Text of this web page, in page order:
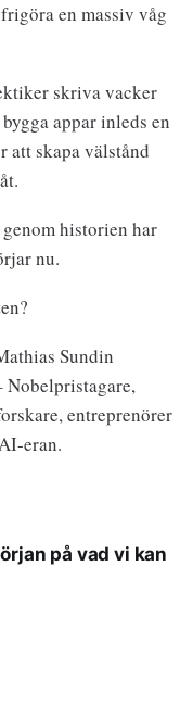
en massiv våg
skriva vacker
appar inleds en
att skapa välstånd
historien har
nu.
Sundin
entreprenörer
eran.
på vad vi kan